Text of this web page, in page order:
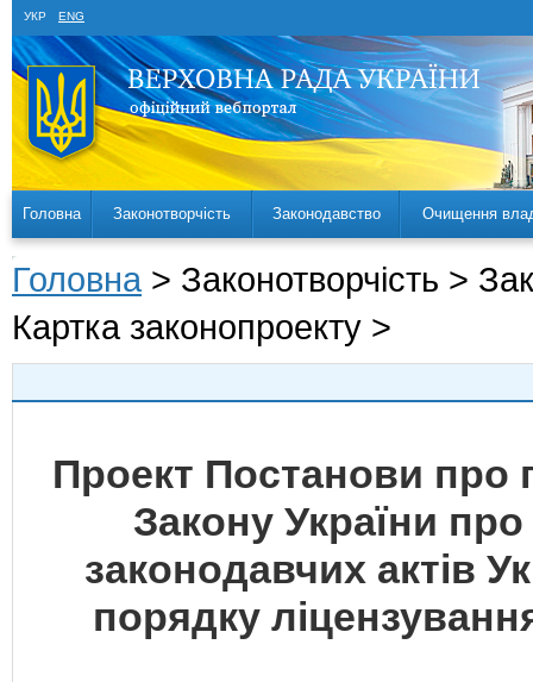
УКР ENG
Головна Законотворчість Законодавство Очищення
Головна > Законотворчість >
Картка законопроекту >
Проект Постанови про
Закону України
законодавчих актів
порядку